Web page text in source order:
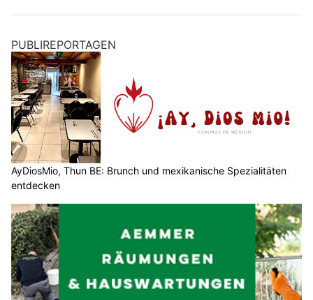
PUBLIREPORTAGEN
AyDiosMio, Thun BE: Brunch und mexikanische Spezialitäten
entdecken